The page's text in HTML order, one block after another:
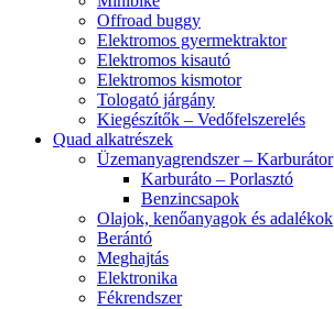
Offroad buggy
Elektromos gyermektraktor
Elektromos kisautó
Elektromos kismotor
Tologató járgány
Kiegészítők – Vedőfelszerelés
Quad alkatrészek
Üzemanyagrendszer – Karburátor
Karburáto – Porlasztó
Benzincsapok
Olajok, kenőanyagok és adalékok
Berántó
Meghajtás
Elektronika
Fékrendszer